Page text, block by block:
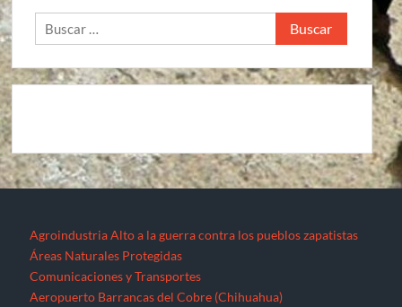
Buscar:
Agroindustria Alto a la guerra contra los pueblos zapatistas
Áreas Naturales Protegidas
Comunicaciones y Transportes
Aeropuerto Barrancas del Cobre (Chihuahua)